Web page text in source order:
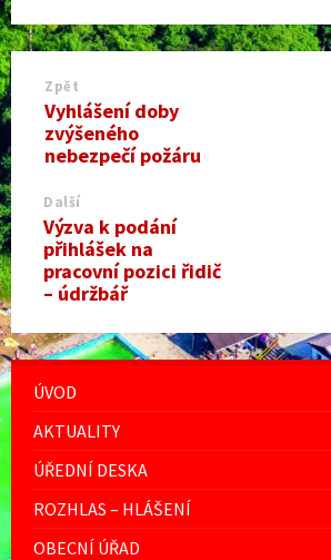
Zpět
Vyhlášení doby
zvýšeného
nebezpečí požáru
Další
Výzva k podání
přihlášek na
pracovní pozici řidič
– údržbář
ÚVOD
AKTUALITY
ÚŘEDNÍ DESKA
ROZHLAS – HLÁŠENÍ
OBECNÍ ÚŘAD